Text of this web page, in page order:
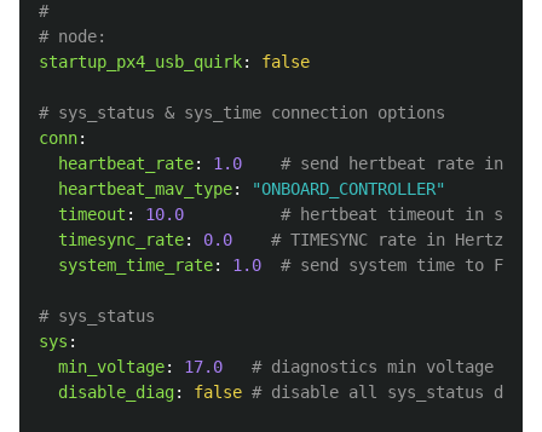
#
# node:
startup_px4_usb_quirk: false
# sys_status & sys_time connection options
conn:
heartbeat_rate: 1.0
# send hertbeat rate in
heartbeat_mav_type: "ONBOARD_CONTROLLER"
timeout : 10.0
# hertbeat timeout in
timesync_rate: 0.0
# TIMESYNC rate in Hertz
system_time_rate: 1.0 # send system time to
# sys_status
sys :
min_voltage: 17.0
# diagnostics min voltage
disable_diag: false # disable all sys_status